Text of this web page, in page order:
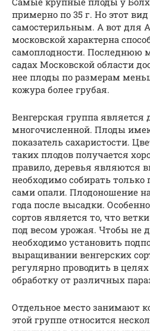
примерно по 35 г. Но этот вид
самостерильным. А вот для
московской характерна
самоплодности. Последнюю
садах Московской области
нее плоды по размерам
кожура более грубая.
Венгерская группа является
многочисленной. Плоды
показатель сахаристости.
таких плодов получается
правило, деревья являются
необходимо собирать только
сами опали. Плодоношение
года после высадки.
сортов является то, что
под весом урожая. Чтобы не
необходимо установить
выращивании венгерских
регулярно проводить в
обработку от различных
Отдельное место занимают
этой группе относится